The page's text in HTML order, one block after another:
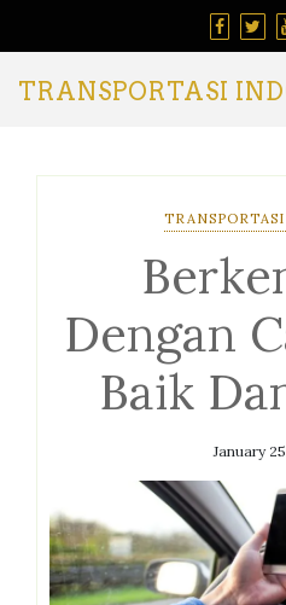
TRANSPORTASI
Dengan
Baik
January